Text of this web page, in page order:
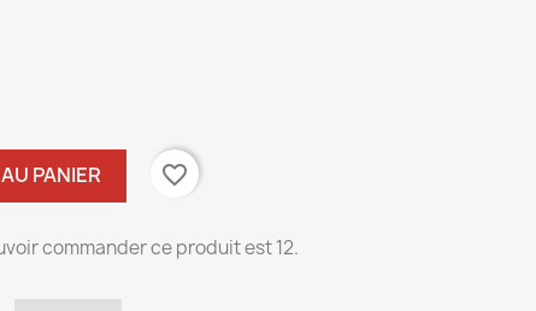
PANIER favorite_border
commander ce produit est 12.